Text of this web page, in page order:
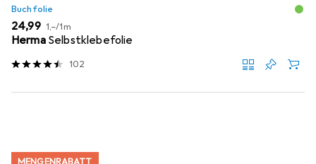
Buchfolie
EUR
24,99 EUR
1,–/1m
Herma Selbstklebefolie
102